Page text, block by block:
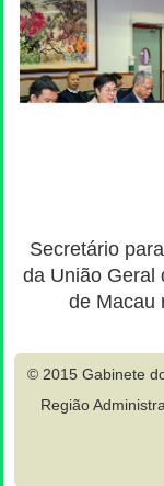
Secretário
da União Geral
de Macau
© 2015 Gabinete
Região